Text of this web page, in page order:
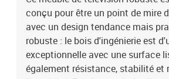
conçu pour être un point de mire
avec un design tendance mais
robuste : le bois d'ingénierie est
exceptionnelle avec une surface
également résistance, stabilité et